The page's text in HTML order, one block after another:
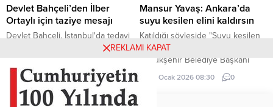
merkezi...
Devlet Bahçeli’den İlber
Ortaylı için taziye mesajı
Devlet Bahçeli, İstanbul'da tedavi
gördüğü hastanede hayatını
için taziye mesajı yayımladı.
14 Mart 2026 00:00 0
Mansur Yavaş: Ankara’da
suyu kesilen elini kaldırsın
Katıldığı söyleşide "Suyu kesilen
elini kaldırsın" diyen Ankara
Büyükşehir Belediye Başkanı
Mansur Yavaş, gençlerin yarısının
elini kaldırması sonucu neye
29 Ocak 2026 08:30 0
REKLAMI KAPAT